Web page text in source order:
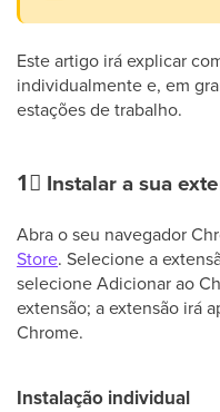
Este artigo irá explicar
individualmente e, em
estações de trabalho.
1⃣ Instalar a sua
Abra o seu navegador
Store. Selecione a
selecione Adicionar ao
extensão; a extensão irá
Chrome.
Instalação individual